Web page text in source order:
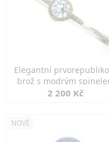
Elegantní
brož s modrým
2 200 Kč
NOVÉ